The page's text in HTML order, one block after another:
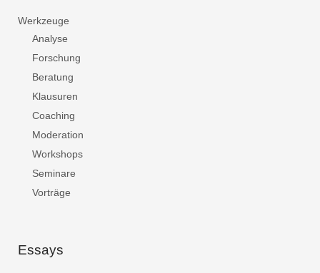
Werkzeuge
Analyse
Forschung
Beratung
Klausuren
Coaching
Moderation
Workshops
Seminare
Vorträge
Essays